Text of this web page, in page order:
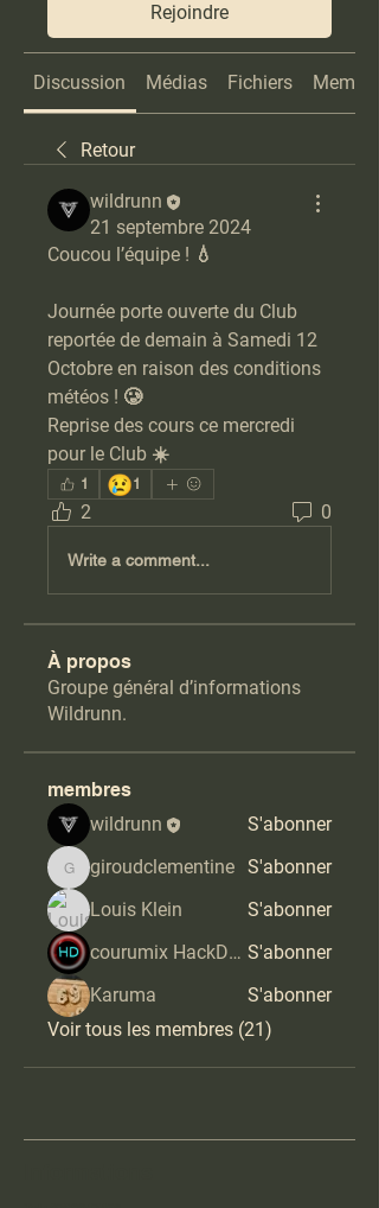
Rejoindre
Discussion Médias Fichiers Membres
Retour
wildrunn
21 septembre 2024
Coucou l’équipe ! 💧
Journée porte ouverte du Club
reportée de demain à Samedi 12
Octobre en raison des conditions
météos ! 🥲
Reprise des cours ce mercredi
pour le Club ☀️
1 😢1
2 0
Write a comment...
À propos
Groupe général d’informations
Wildrunn.
membres
wildrunn
S'abonner
giroudclementine
giroudclementine S'abonner
Louis Klein
S'abonner
courumix HackDoros S'abonner
Karuma
S'abonner
Voir tous les membres (21)